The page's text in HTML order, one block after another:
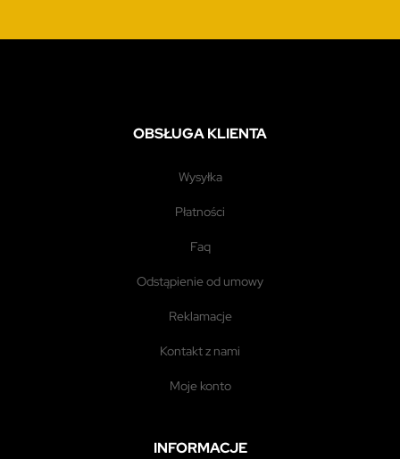
OBSŁUGA KLIENTA
wysyłka
płatności
faq
odstąpienie od umowy
reklamacje
kontakt z nami
moje konto
INFORMACJE